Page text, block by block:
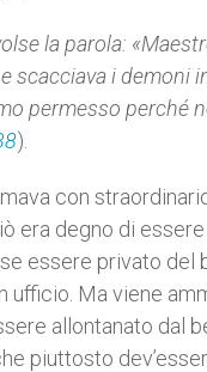
la parola:
scacciava i demoni
permesso perché
).
con
era degno di
essere privato del
ufficio. Ma viene
allontanato dal
piuttosto